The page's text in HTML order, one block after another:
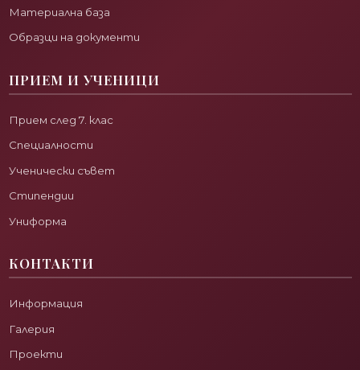
Материална база
Образци на документи
ПРИЕМ И УЧЕНИЦИ
Прием след 7. клас
Специалности
Ученически съвет
Стипендии
Униформа
КОНТАКТИ
Информация
Галерия
Проекти